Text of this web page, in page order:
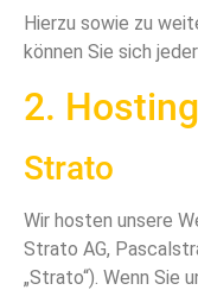
Hierzu sowie zu
können Sie sich
2. Hosting
Strato
Wir hosten unsere
Strato AG,
„Strato“). Wenn Sie